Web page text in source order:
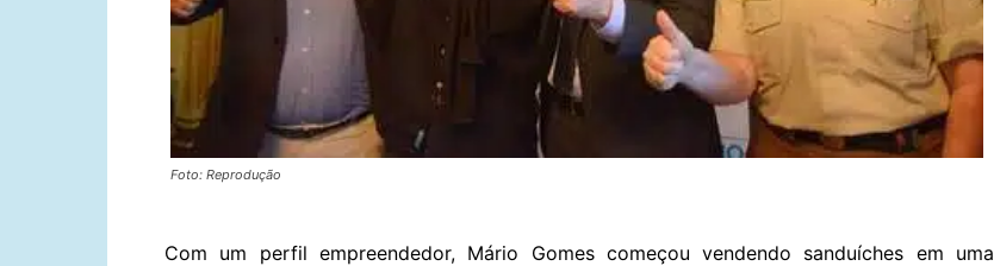
Foto: Reprodução
Com um perfil empreendedor, Mário Gomes começou vendendo sanduíches em uma